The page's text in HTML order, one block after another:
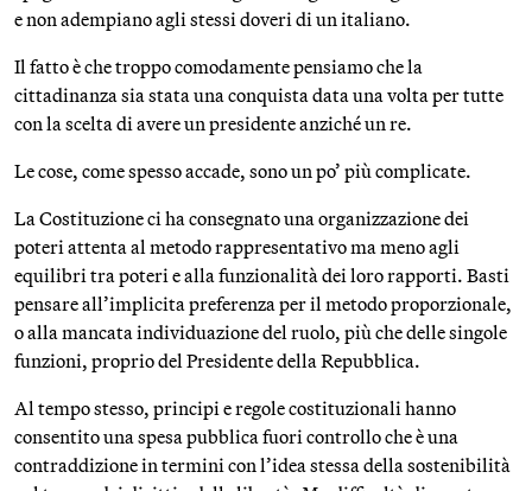
e non adempiano agli stessi doveri di un italiano.
Il fatto è che troppo comodamente pensiamo che la
cittadinanza sia stata una conquista data una volta per tutte
con la scelta di avere un presidente anziché un re.
Le cose, come spesso accade, sono un po’ più complicate.
La Costituzione ci ha consegnato una organizzazione dei
poteri attenta al metodo rappresentativo ma meno agli
equilibri tra poteri e alla funzionalità dei loro rapporti. Basti
pensare all’implicita preferenza per il metodo proporzionale,
o alla mancata individuazione del ruolo, più che delle singole
funzioni, proprio del Presidente della Repubblica.
Al tempo stesso, principi e regole costituzionali hanno
consentito una spesa pubblica fuori controllo che è una
contraddizione in termini con l’idea stessa della sostenibilità